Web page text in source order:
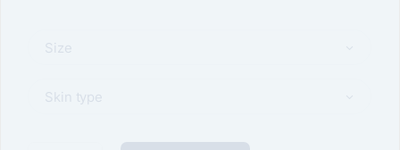
Size
Skin type